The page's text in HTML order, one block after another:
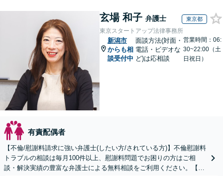
玄場 和子 弁護士 東京都
東京スタートアップ法律事務所
新潟市
からも相
談受付中
面談方法(対面・
電話・ビデオな
ど)は応相談
営業時間：06:
30~22:00（土
日祝日）
有責配偶者
【不倫/慰謝料請求に強い弁護士(したい方/されている方)】不倫慰謝料
トラブルの相談は毎月100件以上、慰謝料問題でお困りの方はご相
談・解決実績の豊富な弁護士による無料相談をご利用ください。【初